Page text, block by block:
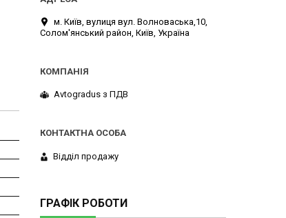
м. Київ, вулиця вул. Волноваська,10,
Солом'янський район, Київ, Україна
Avtogradus з ПДВ
Відділ продажу
ГРАФІК РОБОТИ